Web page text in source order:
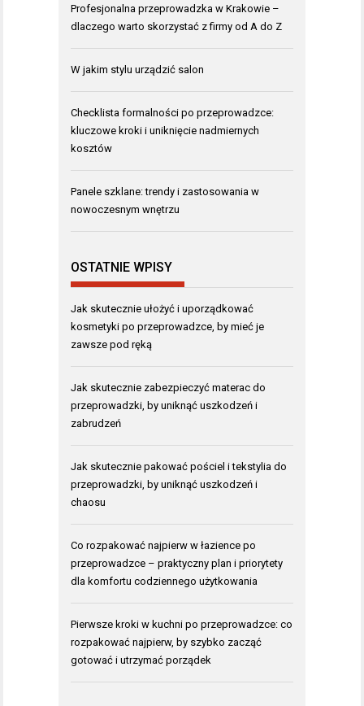
Profesjonalna przeprowadzka w Krakowie –
dlaczego warto skorzystać z firmy od A do Z
W jakim stylu urządzić salon
Checklista formalności po przeprowadzce:
kluczowe kroki i uniknięcie nadmiernych
kosztów
Panele szklane: trendy i zastosowania w
nowoczesnym wnętrzu
OSTATNIE WPISY
Jak skutecznie ułożyć i uporządkować
kosmetyki po przeprowadzce, by mieć je
zawsze pod ręką
Jak skutecznie zabezpieczyć materac do
przeprowadzki, by uniknąć uszkodzeń i
zabrudzeń
Jak skutecznie pakować pościel i tekstylia do
przeprowadzki, by uniknąć uszkodzeń i
chaosu
Co rozpakować najpierw w łazience po
przeprowadzce – praktyczny plan i priorytety
dla komfortu codziennego użytkowania
Pierwsze kroki w kuchni po przeprowadzce: co
rozpakować najpierw, by szybko zacząć
gotować i utrzymać porządek